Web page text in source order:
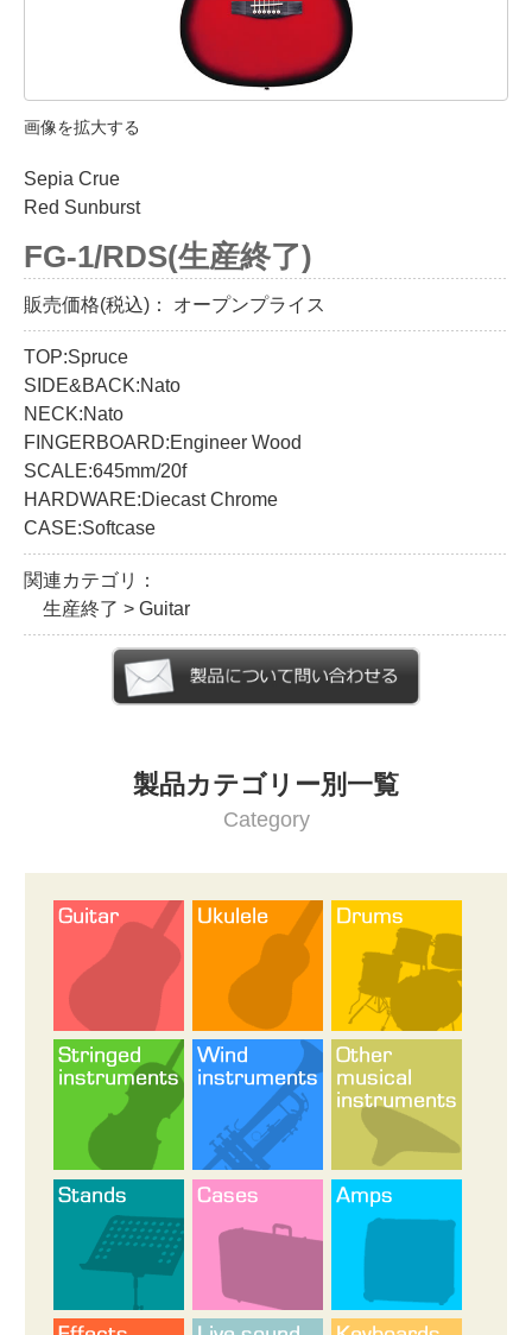
画像を拡大する
Sepia Crue
Red Sunburst
FG-1/RDS(生産終了)
販売価格(税込)： オープンプライス
TOP:Spruce
SIDE&BACK:Nato
NECK:Nato
FINGERBOARD:Engineer Wood
SCALE:645mm/20f
HARDWARE:Diecast Chrome
CASE:Softcase
関連カテゴリ：
生産終了 > Guitar
製品カテゴリー別一覧
Category